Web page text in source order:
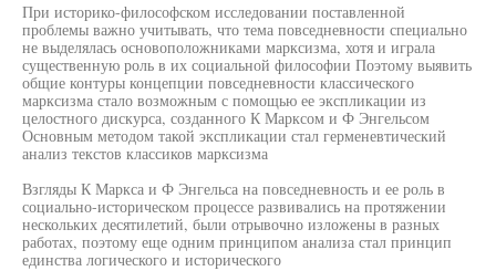
При историко-философском исследовании поставленной
проблемы важно учитывать, что тема повседневности специально
не выделялась основоположниками марксизма, хотя и играла
существенную роль в их социальной философии Поэтому выявить
общие контуры концепции повседневности классического
марксизма стало возможным с помощью ее экспликации из
целостного дискурса, созданного К Марксом и Ф Энгельсом
Основным методом такой экспликации стал герменевтический
анализ текстов классиков марксизма
Взгляды К Маркса и Ф Энгельса на повседневность и ее роль в
социально-историческом процессе развивались на протяжении
нескольких десятилетий, были отрывочно изложены в разных
работах, поэтому еще одним принципом анализа стал принцип
единства логического и исторического